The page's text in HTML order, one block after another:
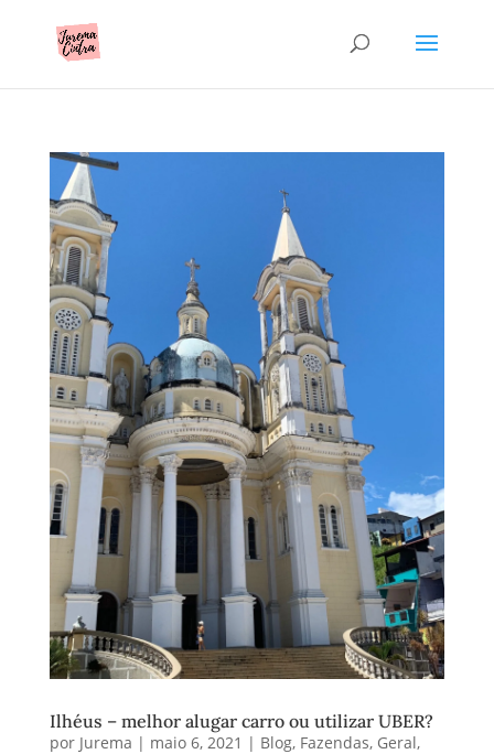
Ilhéus – melhor alugar carro ou utilizar UBER?
por Jurema | maio 6, 2021 | Blog, Fazendas, Geral,